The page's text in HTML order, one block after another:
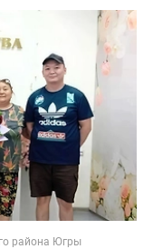
района Югры